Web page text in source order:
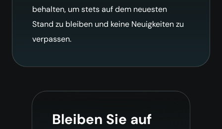
behalten, um stets auf dem neuesten
Stand zu bleiben und keine Neuigkeiten zu
verpassen.
Bleiben Sie auf